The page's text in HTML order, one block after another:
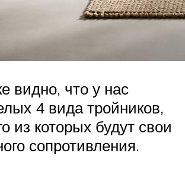
видно, что у нас
4 вида тройников,
из которых будут свои
сопротивления.